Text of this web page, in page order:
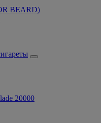
BEARD)
20000